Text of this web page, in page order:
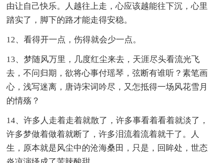
由让自己快乐。人越往上走，心应该越能往下沉，心里
踏实了，脚下的路才能走得安稳。
12、看得开一点，伤得就会少一点。
13、梦随风万里，几度红尘来去，天涯尽头看流光飞
去，不问归期，欲将心事付瑶琴，弦断有谁听？素笔画
心，浅写迷离，唐诗宋词吟尽，又怎抵得一场风花雪月
的情殇？
14、许多人走着走着就散了，许多事看着看着就淡了，
许多梦做着做着就断了，许多泪流着流着就干了。人
生，原本就是风尘中的沧海桑田，只是，回眸处，世态